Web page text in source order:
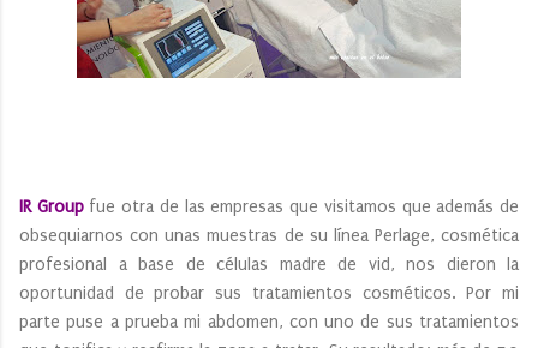
IR Groupfue otra de las empresas que visitamos que además de
obsequiarnos con unas muestras de su línea Perlage, cosmética
profesional a base de células madre de vid, nos dieron la
oportunidad de probar sus tratamientos cosméticos. Por mi
parte puse a prueba mi abdomen, con uno de sus tratamientos